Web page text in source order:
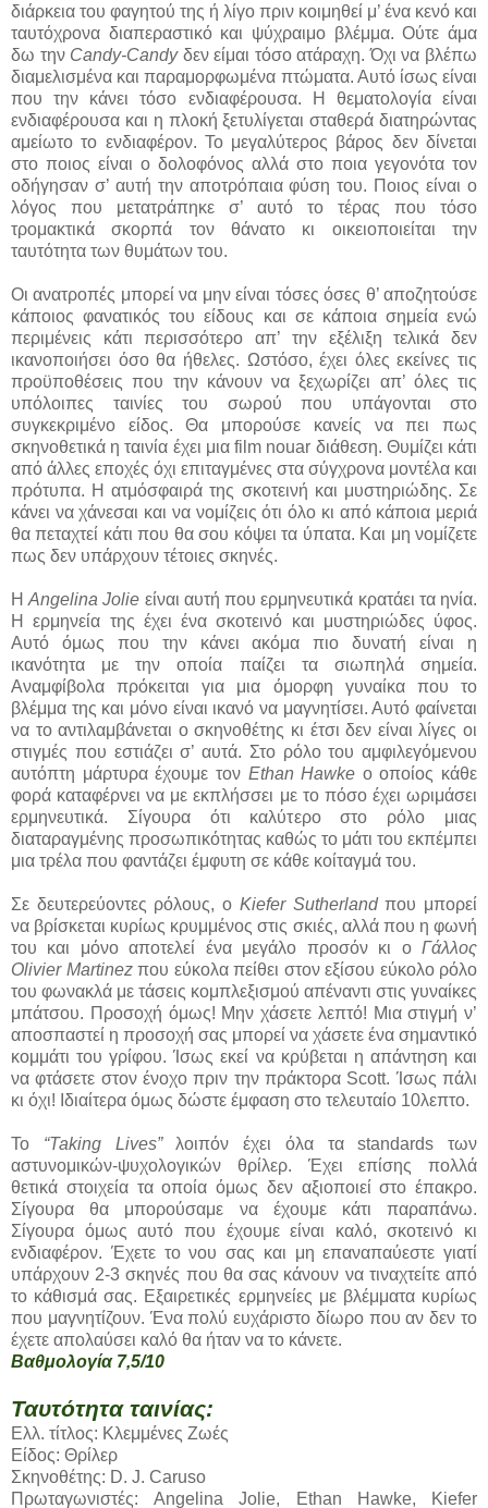
διάρκεια του φαγητού της ή λίγο πριν κοιμηθεί μ’ ένα κενό και
ταυτόχρονα διαπεραστικό και ψύχραιμο βλέμμα. Ούτε άμα
δω την Candy-Candyδεν είμαι τόσο ατάραχη. Όχι να βλέπω
διαμελισμένα και παραμορφωμένα πτώματα. Αυτό ίσως είναι
που την κάνει τόσο ενδιαφέρουσα. Η θεματολογία είναι
ενδιαφέρουσα και η πλοκή ξετυλίγεται σταθερά διατηρώντας
αμείωτο το ενδιαφέρον. Το μεγαλύτερος βάρος δεν δίνεται
στο ποιος είναι ο δολοφόνος αλλά στο ποια γεγονότα τον
οδήγησαν σ’ αυτή την αποτρόπαια φύση του. Ποιος είναι ο
λόγος που μετατράπηκε σ’ αυτό το τέρας που τόσο
τρομακτικά σκορπά τον θάνατο κι οικειοποιείται την
ταυτότητα των θυμάτων του.
Οι ανατροπές μπορεί να μην είναι τόσες όσες θ’ αποζητούσε
κάποιος φανατικός του είδους και σε κάποια σημεία ενώ
περιμένεις κάτι περισσότερο απ’ την εξέλιξη τελικά δεν
ικανοποιήσει όσο θα ήθελες. Ωστόσο, έχει όλες εκείνες τις
προϋποθέσεις που την κάνουν να ξεχωρίζει απ’ όλες τις
υπόλοιπες ταινίες του σωρού που υπάγονται στο
συγκεκριμένο είδος. Θα μπορούσε κανείς να πει πως
σκηνοθετικά η ταινία έχει μια film nouar διάθεση. Θυμίζει κάτι
από άλλες εποχές όχι επιταγμένες στα σύγχρονα μοντέλα και
πρότυπα. Η ατμόσφαιρά της σκοτεινή και μυστηριώδης. Σε
κάνει να χάνεσαι και να νομίζεις ότι όλο κι από κάποια μεριά
θα πεταχτεί κάτι που θα σου κόψει τα ύπατα. Και μη νομίζετε
πως δεν υπάρχουν τέτοιες σκηνές.
ΗAngelina Jolie είναι αυτή που ερμηνευτικά κρατάει τα ηνία.
Η ερμηνεία της έχει ένα σκοτεινό και μυστηριώδες ύφος.
Αυτό όμως που την κάνει ακόμα πιο δυνατή είναι η
ικανότητα με την οποία παίζει τα σιωπηλά σημεία.
Αναμφίβολα πρόκειται για μια όμορφη γυναίκα που το
βλέμμα της και μόνο είναι ικανό να μαγνητίσει. Αυτό φαίνεται
να το αντιλαμβάνεται ο σκηνοθέτης κι έτσι δεν είναι λίγες οι
στιγμές που εστιάζει σ’ αυτά. Στο ρόλο του αμφιλεγόμενου
αυτόπτη μάρτυρα έχουμε τον Ethan Hawke ο οποίος κάθε
φορά καταφέρνει να με εκπλήσσει με το πόσο έχει ωριμάσει
ερμηνευτικά. Σίγουρα ότι καλύτερο στο ρόλο μιας
διαταραγμένης προσωπικότητας καθώς το μάτι του εκπέμπει
μια τρέλα που φαντάζει έμφυτη σε κάθε κοίταγμά του.
Σε δευτερεύοντες ρόλους, ο Kiefer Sutherlandπου μπορεί
να βρίσκεται κυρίως κρυμμένος στις σκιές, αλλά που η φωνή
του και μόνο αποτελεί ένα μεγάλο προσόν κι ο Γάλλος
Olivier Martinezπου εύκολα πείθει στον εξίσου εύκολο ρόλο
του φωνακλά με τάσεις κομπλεξισμού απέναντι στις γυναίκες
μπάτσου. Προσοχή όμως! Μην χάσετε λεπτό! Μια στιγμή ν’
αποσπαστεί η προσοχή σας μπορεί να χάσετε ένα σημαντικό
κομμάτι του γρίφου. Ίσως εκεί να κρύβεται η απάντηση και
να φτάσετε στον ένοχο πριν την πράκτορα Scott. Ίσως πάλι
κι όχι! Ιδιαίτερα όμως δώστε έμφαση στο τελευταίο 10λεπτο.
Το “Taking Lives”λοιπόν έχει όλα τα standards των
αστυνομικών-ψυχολογικών θρίλερ. Έχει επίσης πολλά
θετικά στοιχεία τα οποία όμως δεν αξιοποιεί στο έπακρο.
Σίγουρα θα μπορούσαμε να έχουμε κάτι παραπάνω.
Σίγουρα όμως αυτό που έχουμε είναι καλό, σκοτεινό κι
ενδιαφέρον. Έχετε το νου σας και μη επαναπαύεστε γιατί
υπάρχουν 2-3 σκηνές που θα σας κάνουν να τιναχτείτε από
το κάθισμά σας. Εξαιρετικές ερμηνείες με βλέμματα κυρίως
που μαγνητίζουν. Ένα πολύ ευχάριστο δίωρο που αν δεν το
έχετε απολαύσει καλό θα ήταν να το κάνετε.
Βαθμολογία 7,5/10
Ταυτότητα ταινίας:
Ελλ. τίτλος: Κλεμμένες Ζωές
Είδος: Θρίλερ
Σκηνοθέτης: D. J. Caruso
Πρωταγωνιστές: Angelina Jolie, Ethan Hawke, Kiefer